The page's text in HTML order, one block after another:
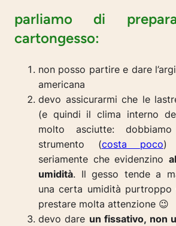
parliamo di
cartongesso:
non posso partire e dare
americana
devo assicurarmi che le
(e quindi il clima interno
molto asciutte:
strumento (costa poco)
seriamente che evidenzino
umidità. Il gesso tende a
una certa umidità purtroppo
prestare molta attenzione 😉
devo dare un fissativo, non